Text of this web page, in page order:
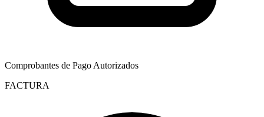
Comprobantes de Pago Autorizados
FACTURA